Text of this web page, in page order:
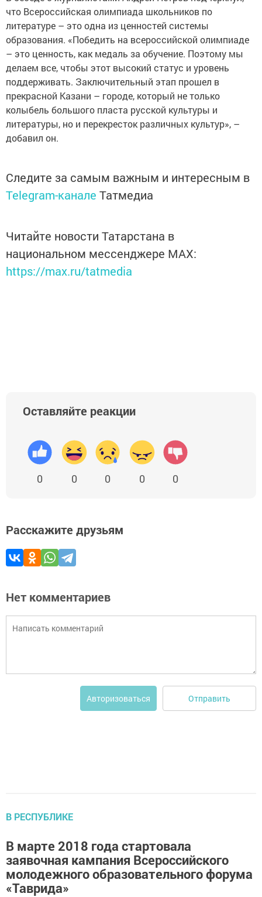
что Всероссийская олимпиада школьников по
литературе – это одна из ценностей системы
образования. «Победить на всероссийской олимпиаде
– это ценность, как медаль за обучение. Поэтому мы
делаем все, чтобы этот высокий статус и уровень
поддерживать. Заключительный этап прошел в
прекрасной Казани – городе, который не только
колыбель большого пласта русской культуры и
литературы, но и перекресток различных культур», –
добавил он.
Следите за самым важным и интересным в
Telegram-канале Татмедиа
Читайте новости Татарстана в
национальном мессенджере MАХ:
https://max.ru/tatmedia
Оставляйте реакции
0 0 0 0 0
Расскажите друзьям
Нет комментариев
Авторизоваться Отправить
В РЕСПУБЛИКЕ
В марте 2018 года стартовала
заявочная кампания Всероссийского
молодежного образовательного форума
«Таврида»